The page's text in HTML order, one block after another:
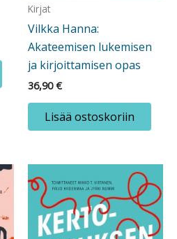
Kirjat
Vilkka Hanna:
Akateemisen lukemisen
ja kirjoittamisen opas
36,90€
Lisää ostoskoriin